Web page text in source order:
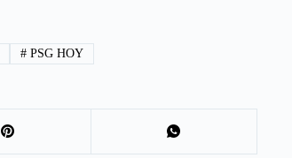
# PSG HOY